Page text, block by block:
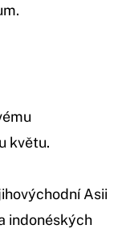
květu.
Asii
indonéských